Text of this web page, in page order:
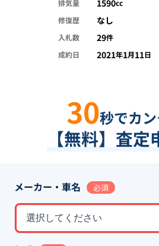
排気量 1590cc
修復歴
なし
入札数 29件
成約日
2021年1月11日
30秒でカン
【無料】査
メーカー・車名 必須
選択してください